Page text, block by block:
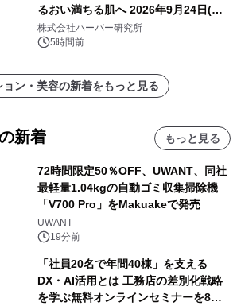
るおい満ちる肌へ 2026年9月24日(木)
よりリニューアル新発売 『ディープモ
イストセラム』
株式会社ハーバー研究所
5時間前
ョン・美容の新着をもっと見る
新着 もっと見る
72時間限定50％OFF、UWANT、同社
最軽量1.04kgの自動ゴミ収集掃除機
「V700 Pro」をMakuakeで発売
UWANT
19分前
「社員20名で年間40棟」を支える
DX・AI活用とは 工務店の差別化戦略
を学ぶ無料オンラインセミナーを8月